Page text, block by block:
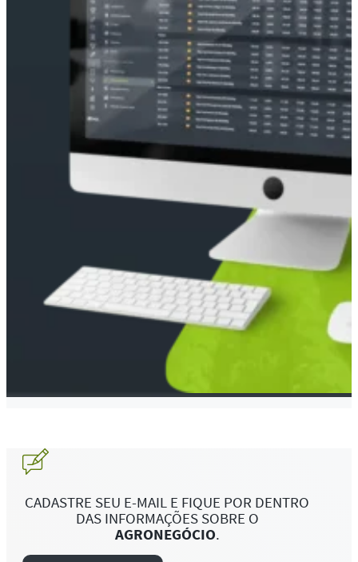
CADASTRE SEU E-MAIL E FIQUE POR DENTRO
DAS INFORMAÇÕES SOBRE O
AGRONEGÓCIO.